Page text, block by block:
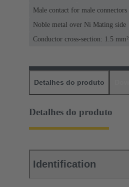
Male contact for male connectors
Noble metal over Ni Mating side
Conductor cross-section: 1.5 mm²
Detalhes do produto
Detalhes do produto
Identification